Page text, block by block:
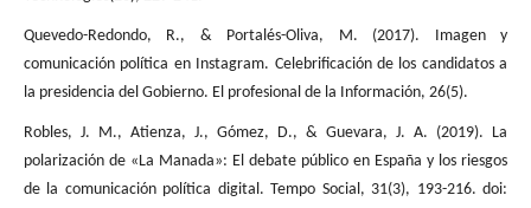
Quevedo-Redondo, R., & Portalés-Oliva, M. (2017). Imagen y
comunicación política en Instagram. Celebrificación de los candidatos a
la presidencia del Gobierno. El profesional de la Información, 26(5).
Robles, J. M., Atienza, J., Gómez, D., & Guevara, J. A. (2019). La
polarización de «La Manada»: El debate público en España y los riesgos
de la comunicación política digital. Tempo Social, 31(3), 193-216. doi: